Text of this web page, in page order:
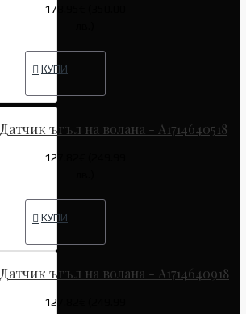
178.95€ (350.00
КУПИ
Датчик ъгъл на волана - A1714640518
127.82€ (249.99
КУПИ
Датчик ъгъл на волана - A1714640918
127.82€ (249.99